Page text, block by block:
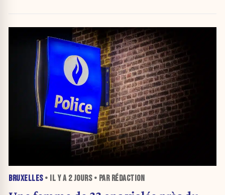
BRUXELLES• IL Y A 2 JOURS• PAR RÉDACTION